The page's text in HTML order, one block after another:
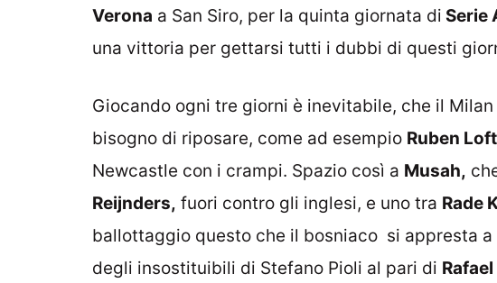
Verona a San Siro, per la quinta giornata di Serie
una vittoria per gettarsi tutti i dubbi di questi
Giocando ogni tre giorni è inevitabile, che il
bisogno di riposare, come ad esempio Ruben
Newcastle con i crampi. Spazio così a Musah,
Reijnders, fuori contro gli inglesi, e uno tra Rade
ballottaggio questo che il bosniaco si appresta a
degli insostituibili di Stefano Pioli al pari di